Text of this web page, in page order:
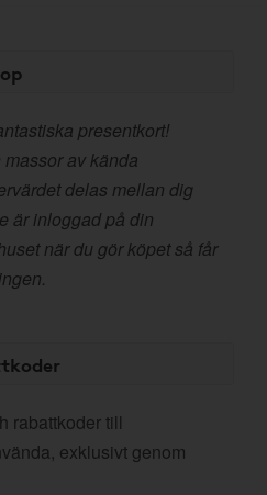
presentkort!
av kända
delas mellan dig
är inloggad på din
när du gör köpet så får
rabattkoder till
exklusivt genom